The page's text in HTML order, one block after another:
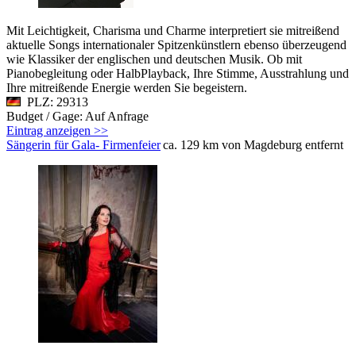
Mit Leichtigkeit, Charisma und Charme interpretiert sie mitreißend
aktuelle Songs internationaler Spitzenkünstlern ebenso überzeugend
wie Klassiker der englischen und deutschen Musik. Ob mit
Pianobegleitung oder HalbPlayback, Ihre Stimme, Ausstrahlung und
Ihre mitreißende Energie werden Sie begeistern.
PLZ: 29313
Budget / Gage: Auf Anfrage
Eintrag anzeigen >>
ca. 129 km von Magdeburg entfernt
Sängerin für Gala- Firmenfeier